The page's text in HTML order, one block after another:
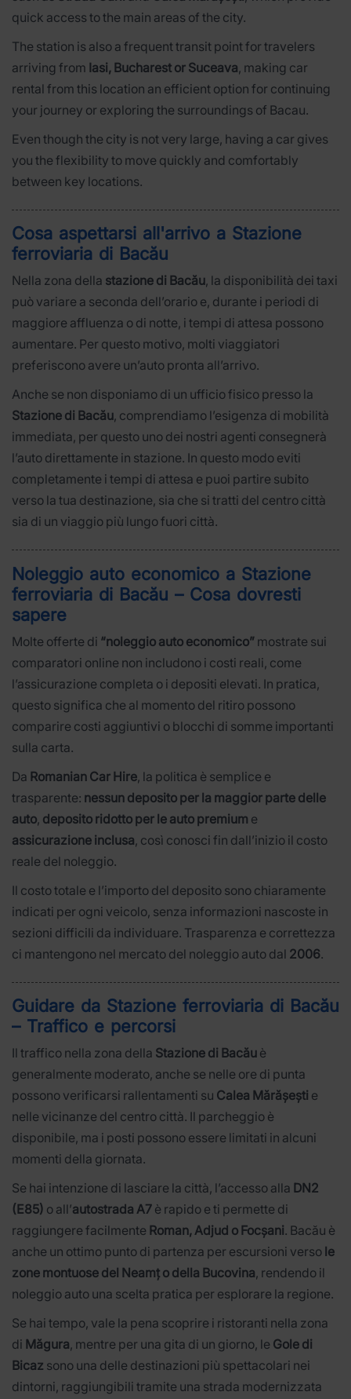
quick access to the main areas of the city.
The station is also a frequent transit point for travelers
arriving from Iasi, Bucharest or Suceava, making car
rental from this location an efficient option for continuing
your journey or exploring the surroundings of Bacau.
Even though the city is not very large, having a car gives
you the flexibility to move quickly and comfortably
between key locations.
Cosa aspettarsi all'arrivo a Stazione
ferroviaria di Bacău
Nella zona della stazione di Bacău, la disponibilità dei taxi
può variare a seconda dell’orario e, durante i periodi di
maggiore affluenza o di notte, i tempi di attesa possono
aumentare. Per questo motivo, molti viaggiatori
preferiscono avere un’auto pronta all’arrivo.
Anche se non disponiamo di un ufficio fisico presso la
Stazione di Bacău, comprendiamo l’esigenza di mobilità
immediata, per questo uno dei nostri agenti consegnerà
l’auto direttamente in stazione. In questo modo eviti
completamente i tempi di attesa e puoi partire subito
verso la tua destinazione, sia che si tratti del centro città
sia di un viaggio più lungo fuori città.
Noleggio auto economico a Stazione
ferroviaria di Bacău – Cosa dovresti
sapere
Molte offerte di “noleggio auto economico” mostrate sui
comparatori online non includono i costi reali, come
l’assicurazione completa o i depositi elevati. In pratica,
questo significa che al momento del ritiro possono
comparire costi aggiuntivi o blocchi di somme importanti
sulla carta.
Da Romanian Car Hire, la politica è semplice e
trasparente: nessun deposito per la maggior parte delle
auto, deposito ridotto per le auto premium e
assicurazione inclusa, così conosci fin dall’inizio il costo
reale del noleggio.
Il costo totale e l’importo del deposito sono chiaramente
indicati per ogni veicolo, senza informazioni nascoste in
sezioni difficili da individuare. Trasparenza e correttezza
ci mantengono nel mercato del noleggio auto dal 2006.
Guidare da Stazione ferroviaria di Bacău
– Traffico e percorsi
Il traffico nella zona della Stazione di Bacău è
generalmente moderato, anche se nelle ore di punta
possono verificarsi rallentamenti su Calea Mărășești e
nelle vicinanze del centro città. Il parcheggio è
disponibile, ma i posti possono essere limitati in alcuni
momenti della giornata.
Se hai intenzione di lasciare la città, l’accesso alla DN2
(E85) o all’autostrada A7 è rapido e ti permette di
raggiungere facilmente Roman, Adjud o Focșani. Bacău è
anche un ottimo punto di partenza per escursioni verso le
zone montuose del Neamț o della Bucovina, rendendo il
noleggio auto una scelta pratica per esplorare la regione.
Se hai tempo, vale la pena scoprire i ristoranti nella zona
di Măgura, mentre per una gita di un giorno, le Gole di
Bicaz sono una delle destinazioni più spettacolari nei
dintorni, raggiungibili tramite una strada modernizzata